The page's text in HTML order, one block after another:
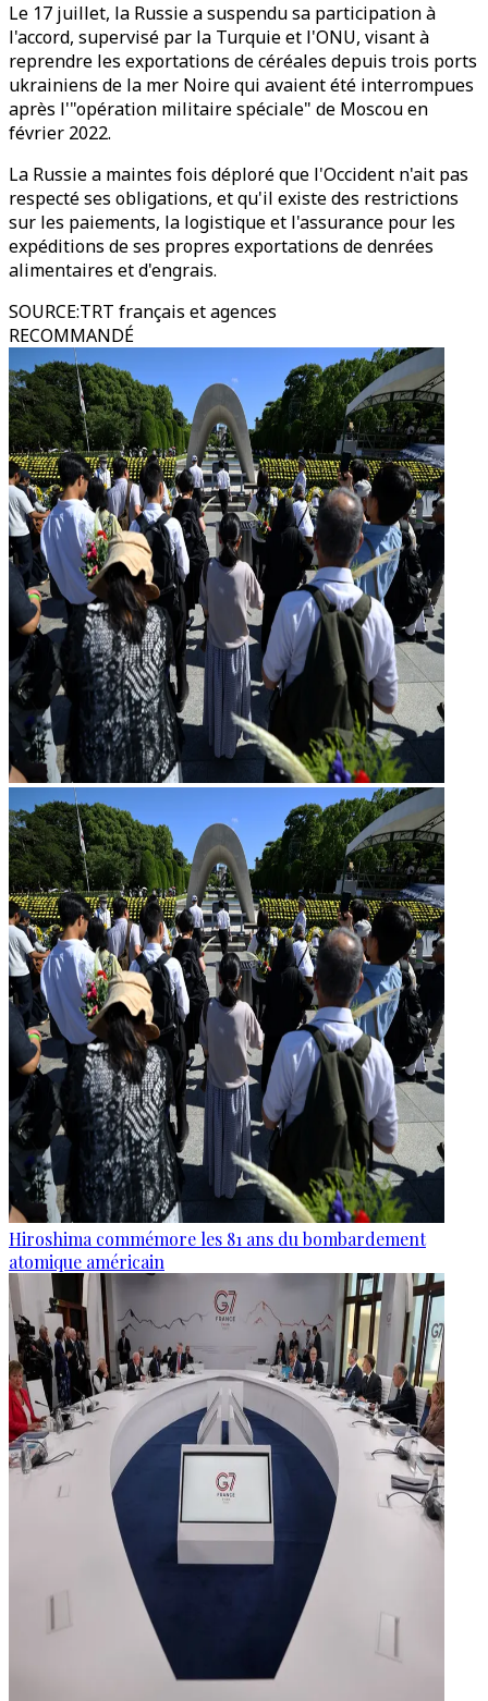
Le 17 juillet, la Russie a suspendu sa participation à
l'accord, supervisé par la Turquie et l'ONU, visant à
reprendre les exportations de céréales depuis trois ports
ukrainiens de la mer Noire qui avaient été interrompues
après l'"opération militaire spéciale" de Moscou en
février 2022.
La Russie a maintes fois déploré que l'Occident n'ait pas
respecté ses obligations, et qu'il existe des restrictions
sur les paiements, la logistique et l'assurance pour les
expéditions de ses propres exportations de denrées
alimentaires et d'engrais.
SOURCE:TRT français et agences
RECOMMANDÉ
Hiroshima commémore les 81 ans du bombardement
atomique américain